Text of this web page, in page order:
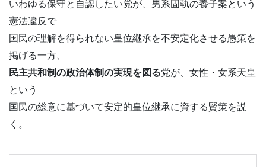
いわゆる保守と自認したい党が、男系固執の養子案という
憲法違反で
国民の理解を得られない皇位継承を不安定化させる愚策を
掲げる一方、
民主共和制の政治体制の実現を図る党が、女性・女系天皇
という
国民の総意に基づいて安定的皇位継承に資する賢策を説
く。